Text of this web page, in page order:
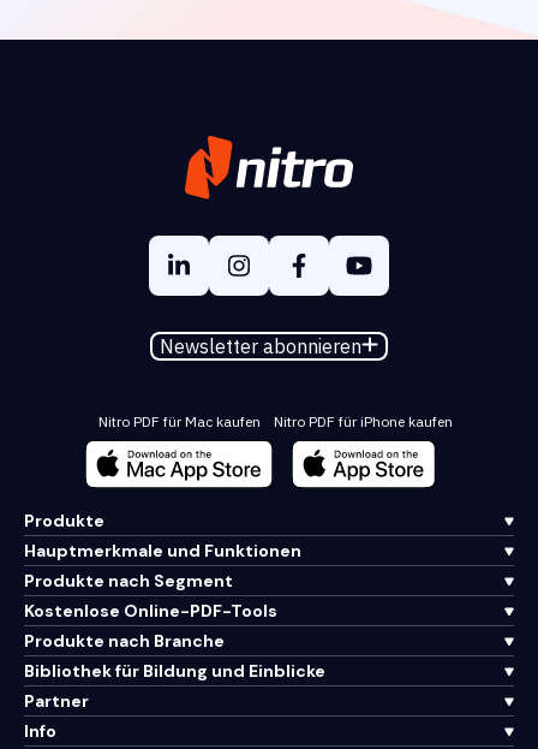
Newsletter abonnieren
Nitro PDF für Mac kaufen Nitro PDF für iPhone kaufen
Produkte
Hauptmerkmale und Funktionen
Produkte nach Segment
Kostenlose Online-PDF-Tools
Produkte nach Branche
Bibliothek für Bildung und Einblicke
Partner
Info